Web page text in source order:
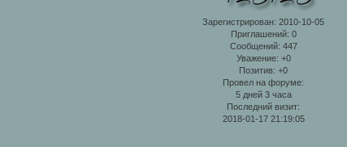
Зарегистрирован: 2010-10-05
Приглашений: 0
Сообщений: 447
Уважение: +0
Позитив: +0
Провел на форуме:
5 дней 3 часа
Последний визит:
2018-01-17 21:19:05